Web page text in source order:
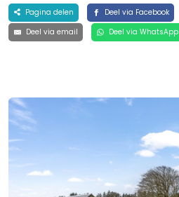
Pagina delen Deel via Facebook
Deel via email
Deel via WhatsApp